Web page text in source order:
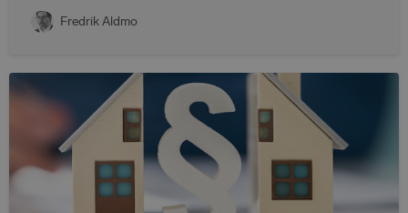
Fredrik Aldmo